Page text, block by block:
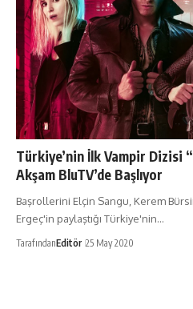
Türkiye’nin İlk Vampir Dizisi
Akşam BluTV’de Başlıyor
Başrollerini Elçin Sangu, Kerem
Ergeç'in paylaştığı Türkiye'nin…
TarafındanEditör 25 May 2020